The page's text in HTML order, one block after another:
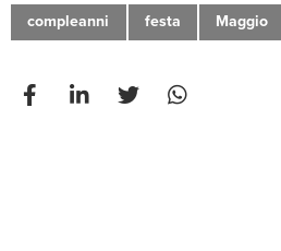
compleanni festa Maggio